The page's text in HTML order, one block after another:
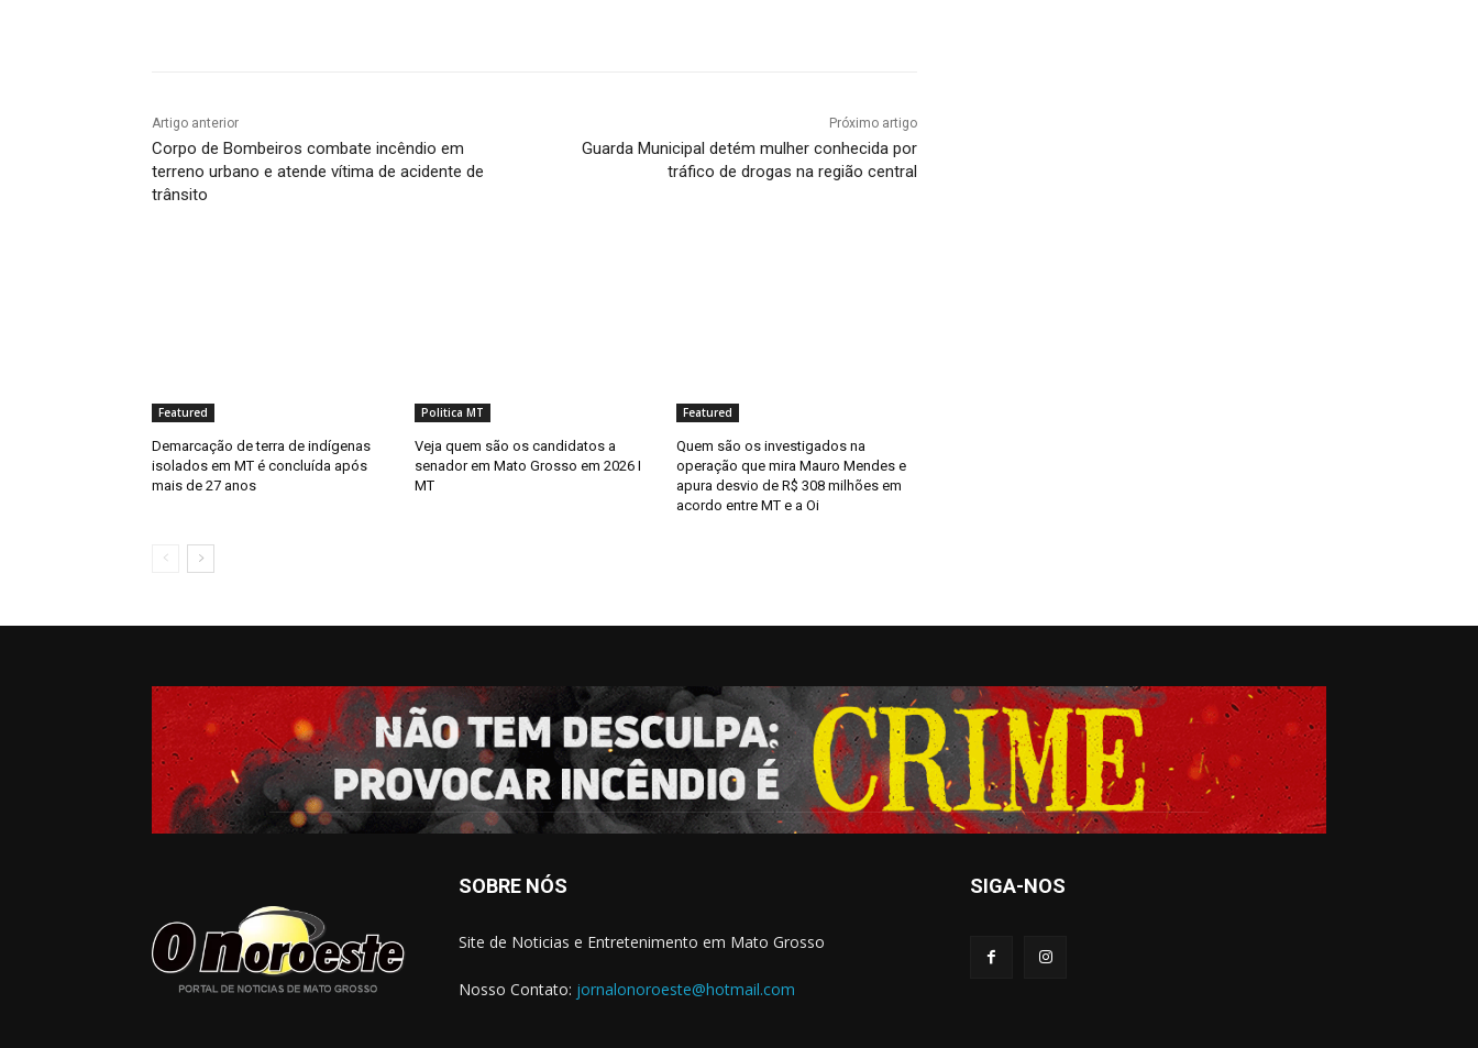
Artigo anterior
Corpo de Bombeiros combate incêndio em
terreno urbano e atende vítima de acidente de
trânsito
Próximo artigo
Guarda Municipal detém mulher conhecida por
tráfico de drogas na região central
Featured
Demarcação de terra de indígenas
isolados em MT é concluída após
mais de 27 anos
Politica MT
Veja quem são os candidatos a
senador em Mato Grosso em 2026 I
MT
Featured
Quem são os investigados na
operação que mira Mauro Mendes e
apura desvio de R$ 308 milhões em
acordo entre MT e a Oi
SOBRE NÓS
Site de Noticias e Entretenimento em Mato Grosso
Nosso Contato: jornalonoroeste@hotmail.com
SIGA-NOS